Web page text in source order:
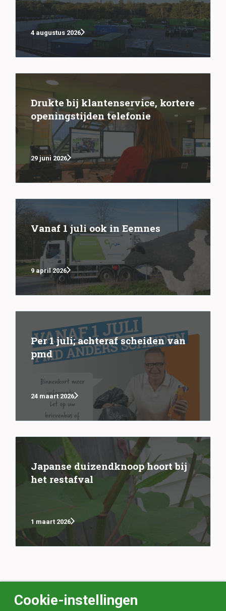
4 augustus 2026
Drukte bij klantenservice, kortere
openingstijden telefonie
29 juni 2026
Vanaf 1 juli ook in Eemnes
9 april 2026
Per 1 juli; achteraf scheiden van
pmd
24 maart 2026
Japanse duizendknoop hoort bij
het restafval
1 maart 2026
Cookie-instellingen